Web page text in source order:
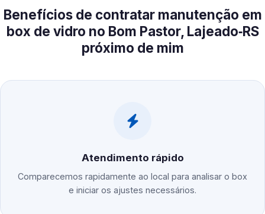
Benefícios de contratar manutenção em
box de vidro no Bom Pastor, Lajeado‑RS
próximo de mim
Atendimento rápido
Comparecemos rapidamente ao local para analisar o box
e iniciar os ajustes necessários.